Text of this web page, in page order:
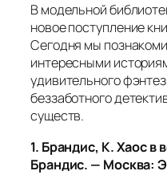
В модельной
новое поступление
Сегодня мы
интересными
удивительного
беззаботного
существ.
1. Брандис, К. Хаос
Брандис. — Москва: